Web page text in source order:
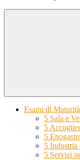
Esami di
5 Sala e
5
5
5
5 Servizi